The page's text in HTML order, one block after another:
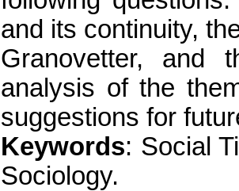
and its continuity,
Granovetter, and
analysis of the
suggestions for
Keywords: Social
Sociology.